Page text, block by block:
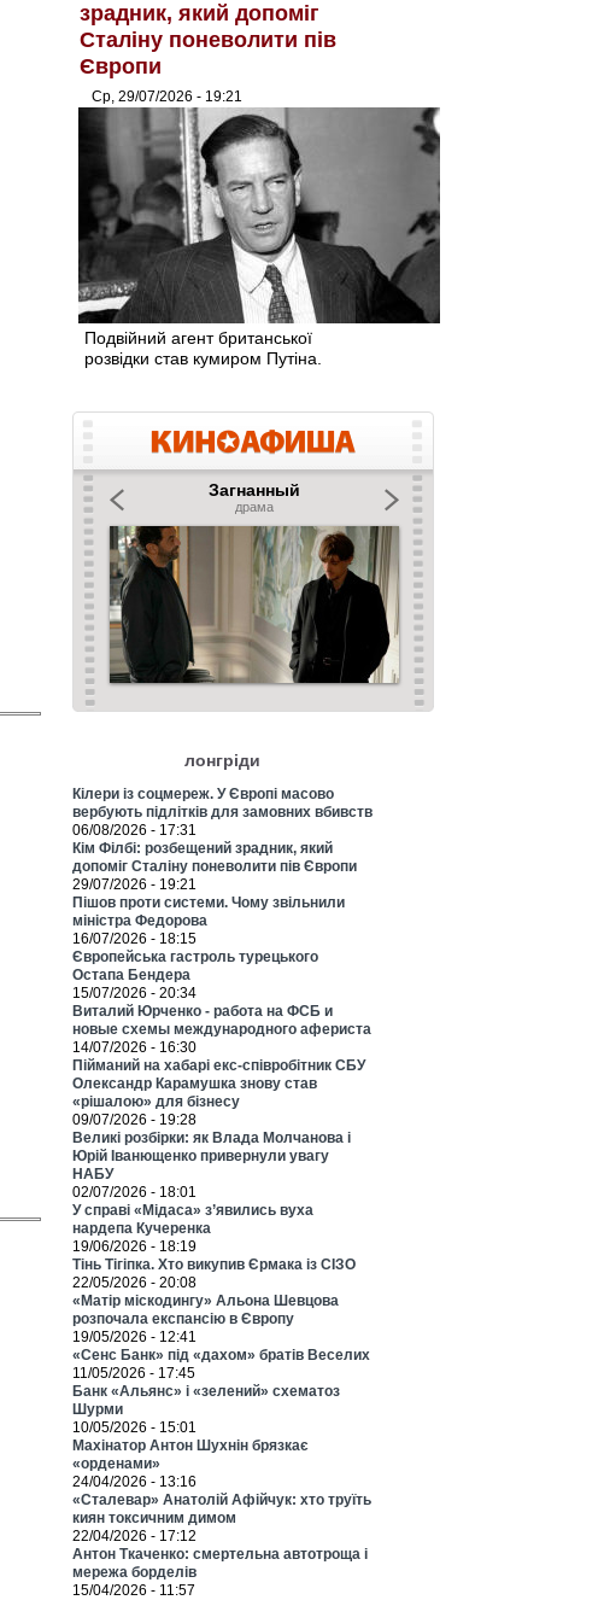
зрадник, який допоміг
Сталіну поневолити пів
Європи
Ср, 29/07/2026 - 19:21
Подвійний агент британської
розвідки став кумиром Путіна.
лонгріди
Кілери із соцмереж. У Європі масово
вербують підлітків для замовних вбивств
06/08/2026 - 17:31
Кім Філбі: розбещений зрадник, який
допоміг Сталіну поневолити пів Європи
29/07/2026 - 19:21
Пішов проти системи. Чому звільнили
міністра Федорова
16/07/2026 - 18:15
Європейська гастроль турецького
Остапа Бендера
15/07/2026 - 20:34
Виталий Юрченко - работа на ФСБ и
новые схемы международного афериста
14/07/2026 - 16:30
Пійманий на хабарі екс-співробітник СБУ
Олександр Карамушка знову став
«рішалою» для бізнесу
09/07/2026 - 19:28
Великі розбірки: як Влада Молчанова і
Юрій Іванющенко привернули увагу
НАБУ
02/07/2026 - 18:01
У справі «Мідаса» з’явились вуха
нардепа Кучеренка
19/06/2026 - 18:19
Тінь Тігіпка. Хто викупив Єрмака із СІЗО
22/05/2026 - 20:08
«Матір міскодингу» Альона Шевцова
розпочала експансію в Європу
19/05/2026 - 12:41
«Сенс Банк» під «дахом» братів Веселих
11/05/2026 - 17:45
Банк «Альянс» і «зелений» схематоз
Шурми
10/05/2026 - 15:01
Махінатор Антон Шухнін брязкає
«орденами»
24/04/2026 - 13:16
«Сталевар» Анатолій Афійчук: хто труїть
киян токсичним димом
22/04/2026 - 17:12
Антон Ткаченко: смертельна автотроща і
мережа борделів
15/04/2026 - 11:57